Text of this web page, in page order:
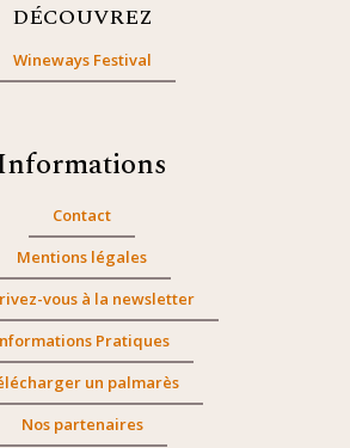
DÉCOUVREZ
Wineways Festival
Contact
Mentions légales
vous à la newsletter
Pratiques
un palmarès
Nos partenaires